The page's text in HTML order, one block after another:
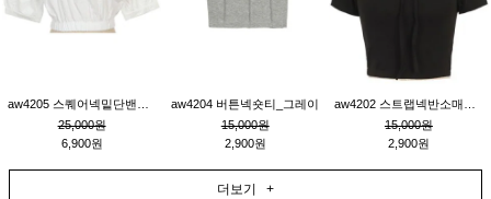
25,000원
6,900원
aw4204 버튼넥숏티_그레이
15,000원
2,900원
15,000원
2,900원
더보기 +